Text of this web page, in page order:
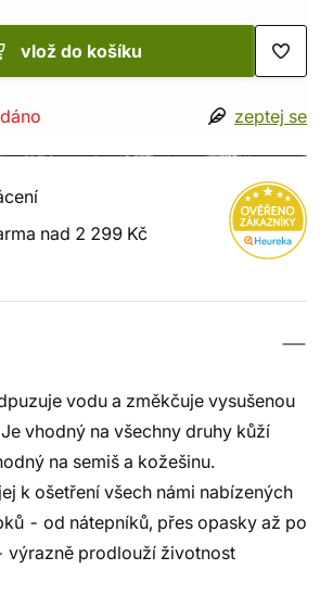
vlož do košíku
zeptej se
nad 2 299 Kč
vodu a změkčuje vysušenou
vhodný na všechny druhy kůží
na semiš a kožešinu.
k ošetření všech námi nabízených
- od nátepníků, přes opasky až po
výrazně prodlouží životnost